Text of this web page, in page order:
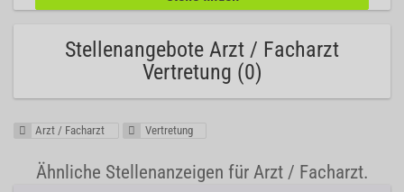
Stellenangebote Arzt / Facharzt
Vertretung (0)
Arzt / Facharzt Vertretung
Ähnliche Stellenanzeigen für Arzt / Facharzt.